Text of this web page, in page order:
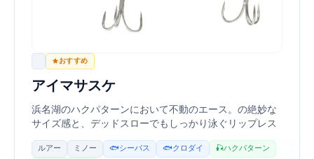
おすすめ
アイマ(ima) サスケ(sasuke) SF-75
浜名湖のハクパターンにおいて不動のエース。75mmの絶妙な
サイズ感と、デッドスローでもしっかり泳ぐリップレス
ミノーの完成形です。
ルアー ミノー 🐟 シーバス 🐟 クロダイ 🎣 ハクパターン